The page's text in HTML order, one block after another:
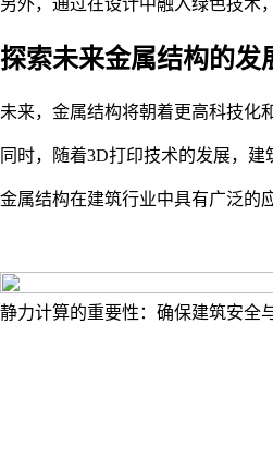
探索未来金属结构的发
未来，金属结构将朝着更高科技化
同时，随着3D打印技术的发展，
金属结构在建筑行业中具有广泛的
静力计算的重要性：确保建筑安全